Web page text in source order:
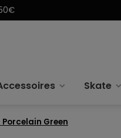
Skate
Green